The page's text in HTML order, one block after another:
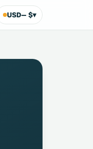
USD— $▾